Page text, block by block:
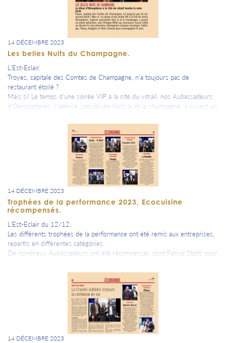
14 DÉCEMBRE 2023
Les belles Nuits du Champagne.
L'Est-Eclair.
Troyes, capitale des Comtes de Champagne, n'a toujours pas de
restaurant étoilé ?
Mais si! Le temps d'une soirée VIP à la cité du vitrail, nos Aubassadeurs
d'Oenosphères, l'agence specialisée dans la et le champagne, a ouvert un
dessert et cinq domaine champenois ( Jacques Lassaigne, Taittinger,
Fleury, Drappier et Henri Giraud) pour accompagner le tout.
14 DÉCEMBRE 2023
Trophées de la performance 2023, Ecocuisine
récompensés.
L'Est-Eclair du 12/12.
Les différents trophées de la performance ont été remis aux entreprises,
repartis en différentes catégories.
De nombreux Aubassadeurs ont été récompensés dont Pascal Stoltz pour
14 DÉCEMBRE 2023